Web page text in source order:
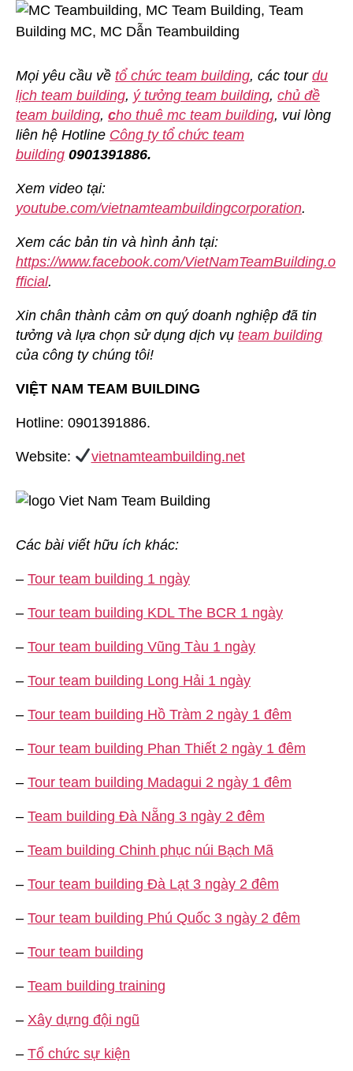
Mọi yêu cầu về tổ chức team building, các tour du
lịch team building, ý tưởng team building, chủ đề
team building, cho thuê mc team building, vui lòng
liên hệ Hotline Công ty tổ chức team
building 0901391886.
Xem video tại:
youtube.com/vietnamteambuildingcorporation.
Xem các bản tin và hình ảnh tại:
https://www.facebook.com/VietNamTeamBuilding.o
fficial.
Xin chân thành cảm ơn quý doanh nghiệp đã tin
tưởng và lựa chọn sử dụng dịch vụ team building
của công ty chúng tôi!
VIỆT NAM TEAM BUILDING
Hotline: 0901391886.
Website: vietnamteambuilding.net
Các bài viết hữu ích khác:
– Tour team building 1 ngày
– Tour team building KDL The BCR 1 ngày
– Tour team building Vũng Tàu 1 ngày
– Tour team building Long Hải 1 ngày
– Tour team building Hồ Tràm 2 ngày 1 đêm
– Tour team building Phan Thiết 2 ngày 1 đêm
– Tour team building Madagui 2 ngày 1 đêm
– Team building Đà Nẵng 3 ngày 2 đêm
– Team building Chinh phục núi Bạch Mã
– Tour team building Đà Lạt 3 ngày 2 đêm
– Tour team building Phú Quốc 3 ngày 2 đêm
– Tour team building
– Team building training
– Xây dựng đội ngũ
– Tổ chức sự kiện